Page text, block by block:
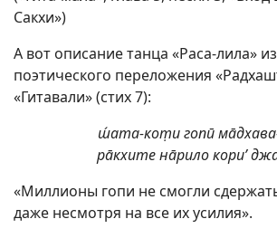
Сакхи»)
А вот описание танца «Раса-лила»
поэтического переложения
«Гитавали» (стих 7):
ш́ата-кот̣и гопӣ
рāкхите нāрило кори’
«Миллионы гопи не смогли
даже несмотря на все их усилия».